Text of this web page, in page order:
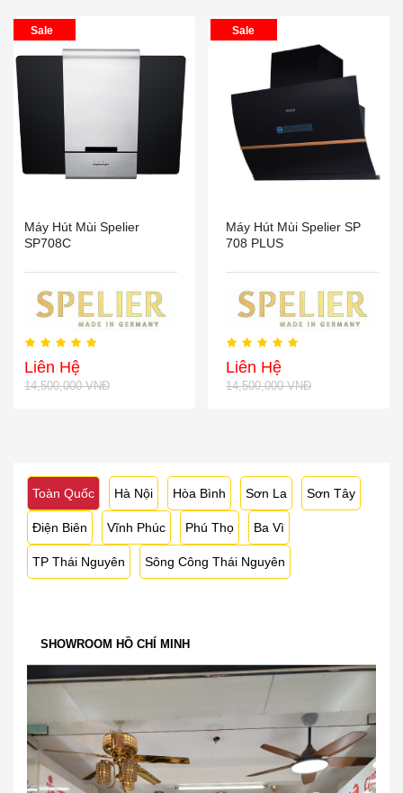
Sale
Máy Hút Mùi Spelier
SP708C
Liên Hệ
14,500,000 VNĐ
Sale
Máy Hút Mùi Spelier SP
708 PLUS
Liên Hệ
14,500,000 VNĐ
Toàn Quốc Hà Nội Hòa Bình Sơn La Sơn Tây
Điện Biên Vĩnh Phúc Phú Thọ Ba Vì
TP Thái Nguyên Sông Công Thái Nguyên
SHOWROOM HỒ CHÍ MINH